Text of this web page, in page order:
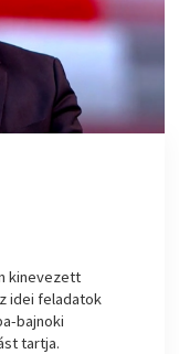
kinevezett
idei feladatok
bajnoki
tartja.